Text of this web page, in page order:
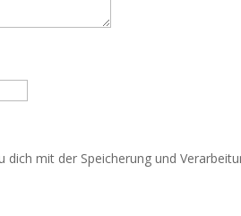
mit der Speicherung und